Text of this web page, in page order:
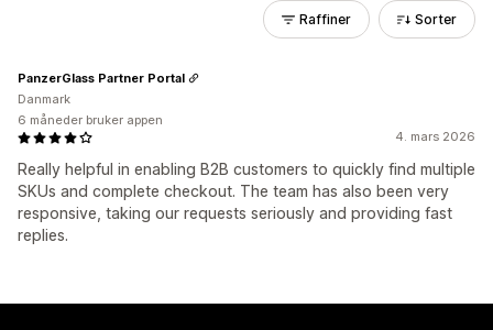
Raffiner Sorter
4. mars 2026
Really helpful in enabling B2B customers to quickly find multiple
SKUs and complete checkout. The team has also been very
responsive, taking our requests seriously and providing fast
replies.
PanzerGlass Partner Portal
Danmark
6 måneder bruker appen